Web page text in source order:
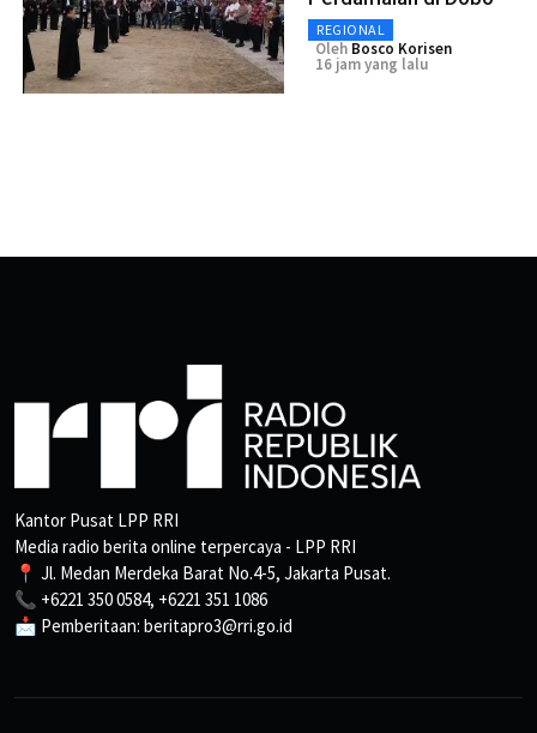
REGIONAL
Oleh Bosco Korisen
16 jam yang lalu
Kantor Pusat LPP RRI
Media radio berita online terpercaya - LPP RRI
📍 Jl. Medan Merdeka Barat No.4-5, Jakarta Pusat.
📞 +6221 350 0584, +6221 351 1086
📩 Pemberitaan: beritapro3@rri.go.id